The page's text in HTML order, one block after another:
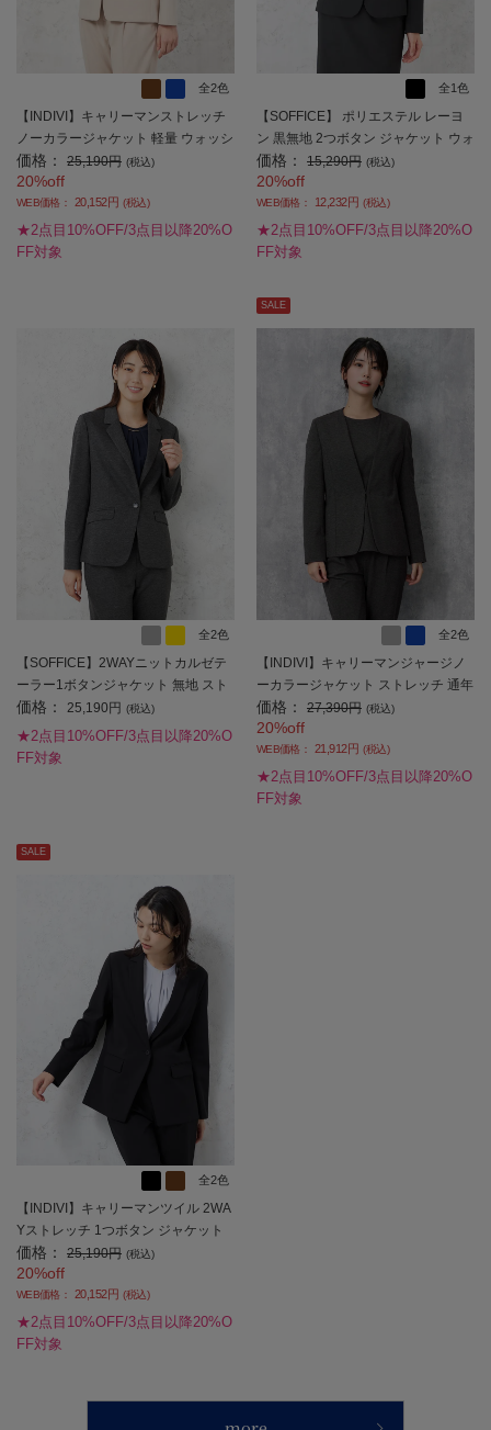
全2色
【INDIVI】キャリーマンストレッチ
ノーカラージャケット 軽量 ウォッシ
ャブル 春夏【レディース】
価格： 25,190円 (税込)
20%off
WEB価格： 20,152円 (税込)
★2点目10%OFF/3点目以降20%O
FF対象
全1色
【SOFFICE】 ポリエステル レーヨ
ン 黒無地 2つボタン ジャケット ウォ
ッシャブル ストレッチ 通年【レディ
ース】
価格： 15,290円 (税込)
20%off
WEB価格： 12,232円 (税込)
★2点目10%OFF/3点目以降20%O
FF対象
全2色
【SOFFICE】2WAYニットカルゼテ
ーラー1ボタンジャケット 無地 スト
レッチ 秋冬 【レディース】
価格： 25,190円 (税込)
★2点目10%OFF/3点目以降20%O
FF対象
SALE
全2色
【INDIVI】キャリーマンジャージノ
ーカラージャケット ストレッチ 通年
【レディース】
価格： 27,390円 (税込)
20%off
WEB価格： 21,912円 (税込)
★2点目10%OFF/3点目以降20%O
FF対象
SALE
全2色
【INDIVI】キャリーマンツイル 2WA
Yストレッチ 1つボタン ジャケット
長袖布帛 ウォッシャブル 通年 【レ
ディース】
価格： 25,190円 (税込)
20%off
WEB価格： 20,152円 (税込)
★2点目10%OFF/3点目以降20%O
FF対象